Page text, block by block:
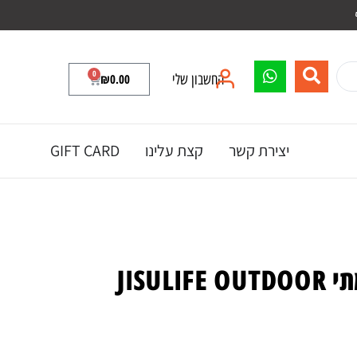
החשבון שלי ₪0.00
0
יצירת קשר קצת עלינו GIFT CARD
מאוורר שטח עוצמתי JISULIFE OUTDOOR